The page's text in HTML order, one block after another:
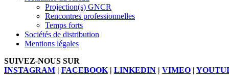
Projection(s) GNCR
Rencontres professionnelles
Temps forts
Sociétés de distribution
Mentions légales
SUIVEZ-NOUS SUR
INSTAGRAM | FACEBOOK | LINKEDIN | VIMEO |